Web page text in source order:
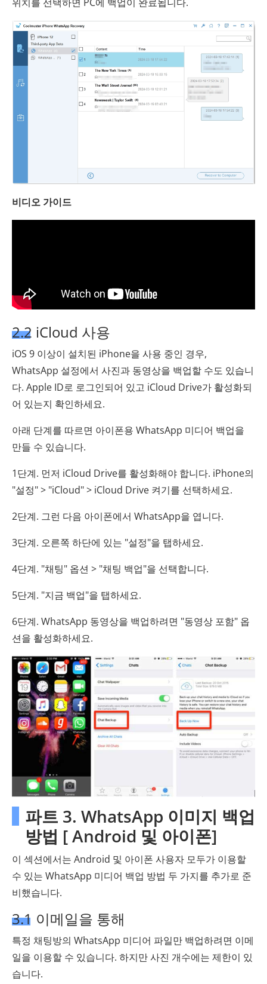
비디오 가이드
2.2 iCloud 사용
iOS 9 이상이 설치된 iPhone을 사용 중인 경우,
WhatsApp 설정에서 사진과 동영상을 백업할 수도 있습니
다. Apple ID로 로그인되어 있고 iCloud Drive가 활성화되
어 있는지 확인하세요.
아래 단계를 따르면 아이폰용 WhatsApp 미디어 백업을
만들 수 있습니다.
1단계. 먼저 iCloud Drive를 활성화해야 합니다. iPhone의
"설정" > "iCloud" > iCloud Drive 켜기를 선택하세요.
2단계. 그런 다음 아이폰에서 WhatsApp을 엽니다.
3단계. 오른쪽 하단에 있는 "설정"을 탭하세요.
4단계. "채팅" 옵션 > "채팅 백업"을 선택합니다.
5단계. "지금 백업"을 탭하세요.
6단계. WhatsApp 동영상을 백업하려면 "동영상 포함" 옵
션을 활성화하세요.
파트 3. WhatsApp 이미지 백업
방법 [ Android 및 아이폰]
이 섹션에서는 Android 및 아이폰 사용자 모두가 이용할
수 있는 WhatsApp 미디어 백업 방법 두 가지를 추가로 준
비했습니다.
3.1 이메일을 통해
특정 채팅방의 WhatsApp 미디어 파일만 백업하려면 이메
일을 이용할 수 있습니다. 하지만 사진 개수에는 제한이 있
습니다.